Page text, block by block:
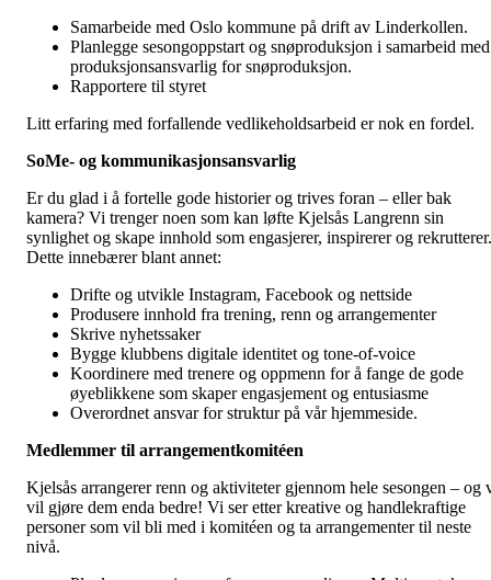
Samarbeide med Oslo kommune på drift av Linderkollen.
Planlegge sesongoppstart og snøproduksjon i samarbeid med
produksjonsansvarlig for snøproduksjon.
Rapportere til styret
Litt erfaring med forfallende vedlikeholdsarbeid er nok en fordel.
SoMe- og kommunikasjonsansvarlig
Er du glad i å fortelle gode historier og trives foran – eller bak
kamera? Vi trenger noen som kan løfte Kjelsås Langrenn sin
synlighet og skape innhold som engasjerer, inspirerer og rekrutterer.
Dette innebærer blant annet:
Drifte og utvikle Instagram, Facebook og nettside
Produsere innhold fra trening, renn og arrangementer
Skrive nyhetssaker
Bygge klubbens digitale identitet og tone-of-voice
Koordinere med trenere og oppmenn for å fange de gode
øyeblikkene som skaper engasjement og entusiasme
Overordnet ansvar for struktur på vår hjemmeside.
Medlemmer til arrangementkomitéen
Kjelsås arrangerer renn og aktiviteter gjennom hele sesongen – og
vil gjøre dem enda bedre! Vi ser etter kreative og handlekraftige
personer som vil bli med i komitéen og ta arrangementer til neste
nivå.